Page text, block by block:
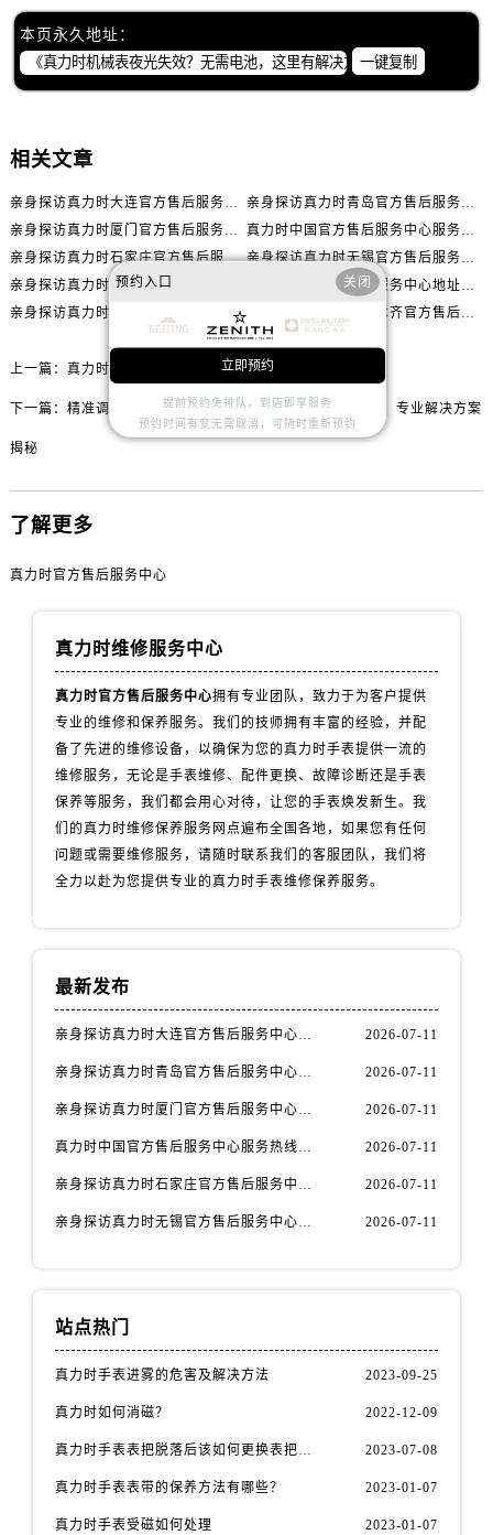
内蒙古自治区赤峰市红山区哈达街真力时售后服务中心（需提前预约）
内蒙古自治区锡林郭勒盟市锡林浩特市光明街与额尔敦路交叉口真力时售后服务中心（需提前预约）
内蒙古自治区兴安盟市乌兰浩特市兴安大街真力时售后服务中心（需提前预约）
山西省大同市平城区迎宾街真力时售后服务中心（需提前预约）
山西省晋城市城区黄华街真力时售后服务中心（需提前预约）
山西省晋中市榆次区顺城街真力时售后服务中心（需提前预约）
山西省朔州市朔城区怡西路与鄯阳西街交汇处真力时售后服务中心（需提前预约）
安徽省马鞍山市雨山区湖南西路真力时售后服务中心（需提前预约）
江苏省常州市新北区龙锦路1590号现代传媒中心5号楼10层1008室真力时售后服务中心（需提前预约）
江苏省徐州市鼓楼区淮海东路29号苏宁广场IFC国际金融中心35层3508室真力时售后服务中心（需提前预约）
江苏省盐城市盐都区世纪大道5号盐城金融城写字楼1号楼16层1604室真力时售后服务中心（需提前预约）
江苏省扬州市邗江区国展路29号星耀天地写字楼1号楼18层1803室真力时售后服务中心（需提前预约）
本页永久地址：
一键复制
相关文章
亲身探访真力时大连官方售后服务中心｜官方热线与门店地址（2026年7月最新）
亲身探访真力时青岛官方售后服务中心｜热线与地址（2026年7月最新）
亲身探访真力时厦门官方售后服务中心｜官方电话和维修地址（2026年7月最新）
真力时中国官方售后服务中心服务热线及维修地址实地考察报告_多信源验证（2026年7月最新）
亲身探访真力时石家庄官方售后服务中心｜全新维修门店地址及电话（2026年7月最新）
亲身探访真力时无锡官方售后服务中心｜全新地址及服务热线（2026年7月最新）
真力时中国官方售后服务中心地址及客服服务电话实地考察报告多信源验证（2026年7月最新）
亲身探访真力时合肥官方售后服务中心｜服务热线及具体地址（2026年7月最新）
亲身探访真力时乌鲁木齐官方售后服务中心｜全新维修门店地址及电话（2026年7月最新）
上一篇： 真力时机械表表冠意外脱落？专业应对指南在此
下一篇： 精准调校，掌控时间：真力时机械表星期走快难题，专业解决方案
揭秘
了解更多
真力时官方售后服务中心
真力时维修服务中心
真力时官方售后服务中心拥有专业团队，致力于为客户提供
专业的维修和保养服务。我们的技师拥有丰富的经验，并配
备了先进的维修设备，以确保为您的真力时手表提供一流的
维修服务，无论是手表维修、配件更换、故障诊断还是手表
保养等服务，我们都会用心对待，让您的手表焕发新生。我
们的真力时维修保养服务网点遍布全国各地，如果您有任何
问题或需要维修服务，请随时联系我们的客服团队，我们将
全力以赴为您提供专业的真力时手表维修保养服务。
最新发布
亲身探访真力时大连官方售后服务中心｜官方热线与门店地址（2026年7月最新） 2026-07-11
亲身探访真力时青岛官方售后服务中心｜热线与地址（2026年7月最新） 2026-07-11
亲身探访真力时厦门官方售后服务中心｜官方电话和维修地址（2026年7月最新） 2026-07-11
真力时中国官方售后服务中心服务热线及维修地址实地考察报告_多信源验证（2026年7月最新） 2026-07-11
亲身探访真力时石家庄官方售后服务中心｜全新维修门店地址及电话（2026年7月最新） 2026-07-11
亲身探访真力时无锡官方售后服务中心｜全新地址及服务热线（2026年7月最新） 2026-07-11
站点热门
真力时手表进雾的危害及解决方法 2023-09-25
真力时如何消磁？ 2022-12-09
真力时手表表把脱落后该如何更换表把（表把脱落原因） 2023-07-08
真力时手表表带的保养方法有哪些？ 2023-01-07
真力时手表受磁如何处理 2023-01-07
预约入口 关闭
立即预约
提前预约免排队，到店即享服务
预约时间有变无需取消，可随时重新预约